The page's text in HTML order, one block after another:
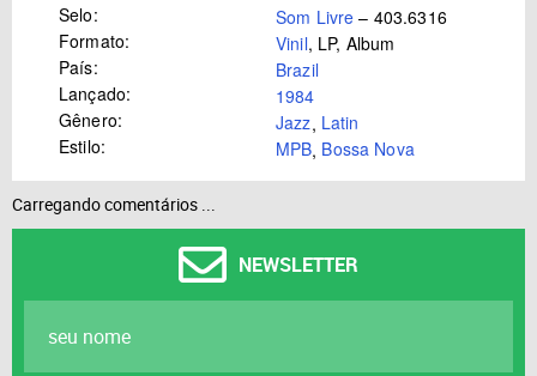
Selo: Som Livre – 403.6316
Formato:
Vinil, LP, Album
País:
Brazil
Lançado:
1984
Gênero:
Jazz, Latin
Estilo:
MPB, Bossa Nova
Carregando comentários ...
NEWSLETTER